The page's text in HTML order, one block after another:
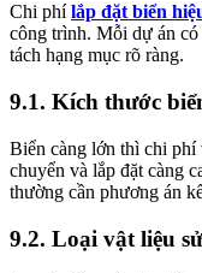
Chi phílắp đặt biển
công trình. Mỗi dự án có
tách hạng mục rõ ràng.
9.1. Kích thước
Biển càng lớn thì chi phí
chuyển và lắp đặt càng
thường cần phương án
9.2. Loại vật liệu